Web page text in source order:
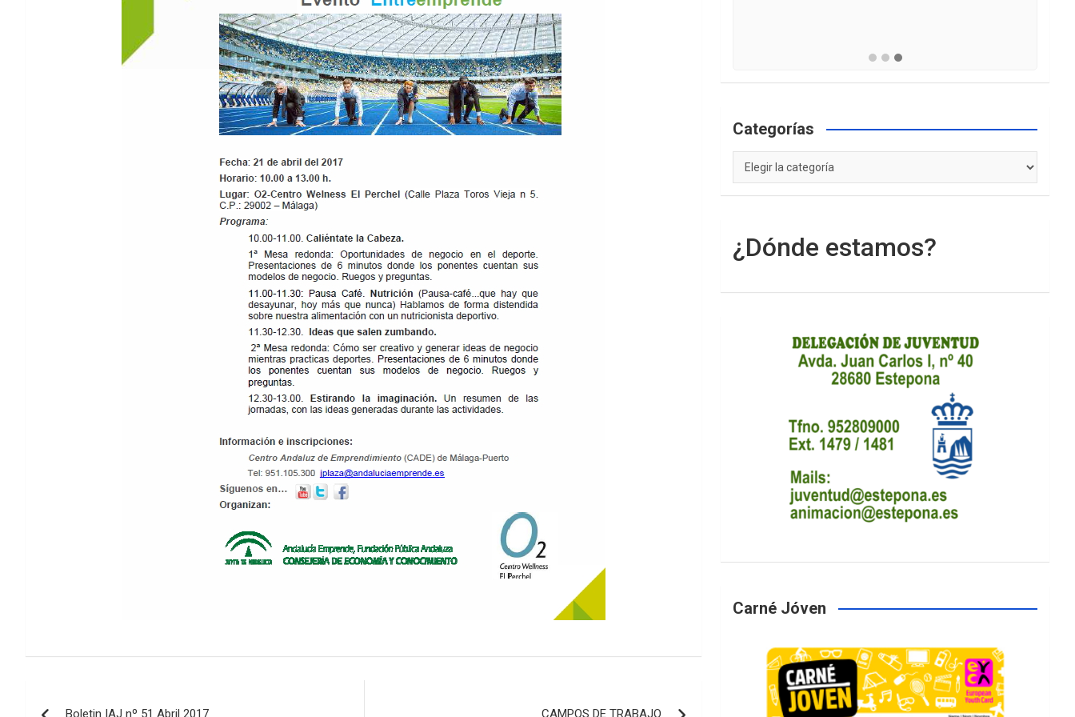
Boletin IAJ nº 51 Abril 2017 CAMPOS DE TRABAJO
Categorías
Categorías
¿Dónde estamos?
Carné Jóven